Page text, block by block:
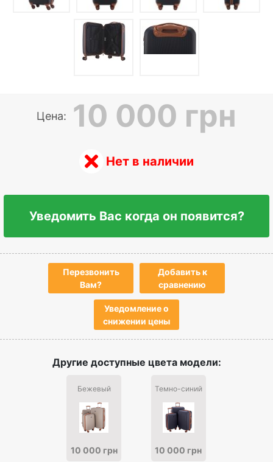
Цена: 10 000 грн
Нет в наличии
Уведомить Вас когда он появится?
Перезвонить
Вам?
Добавить к
сравнению
Уведомление о
снижении цены
Другие доступные цвета модели:
Бежевый
10 000 грн
Темно-синий
10 000 грн